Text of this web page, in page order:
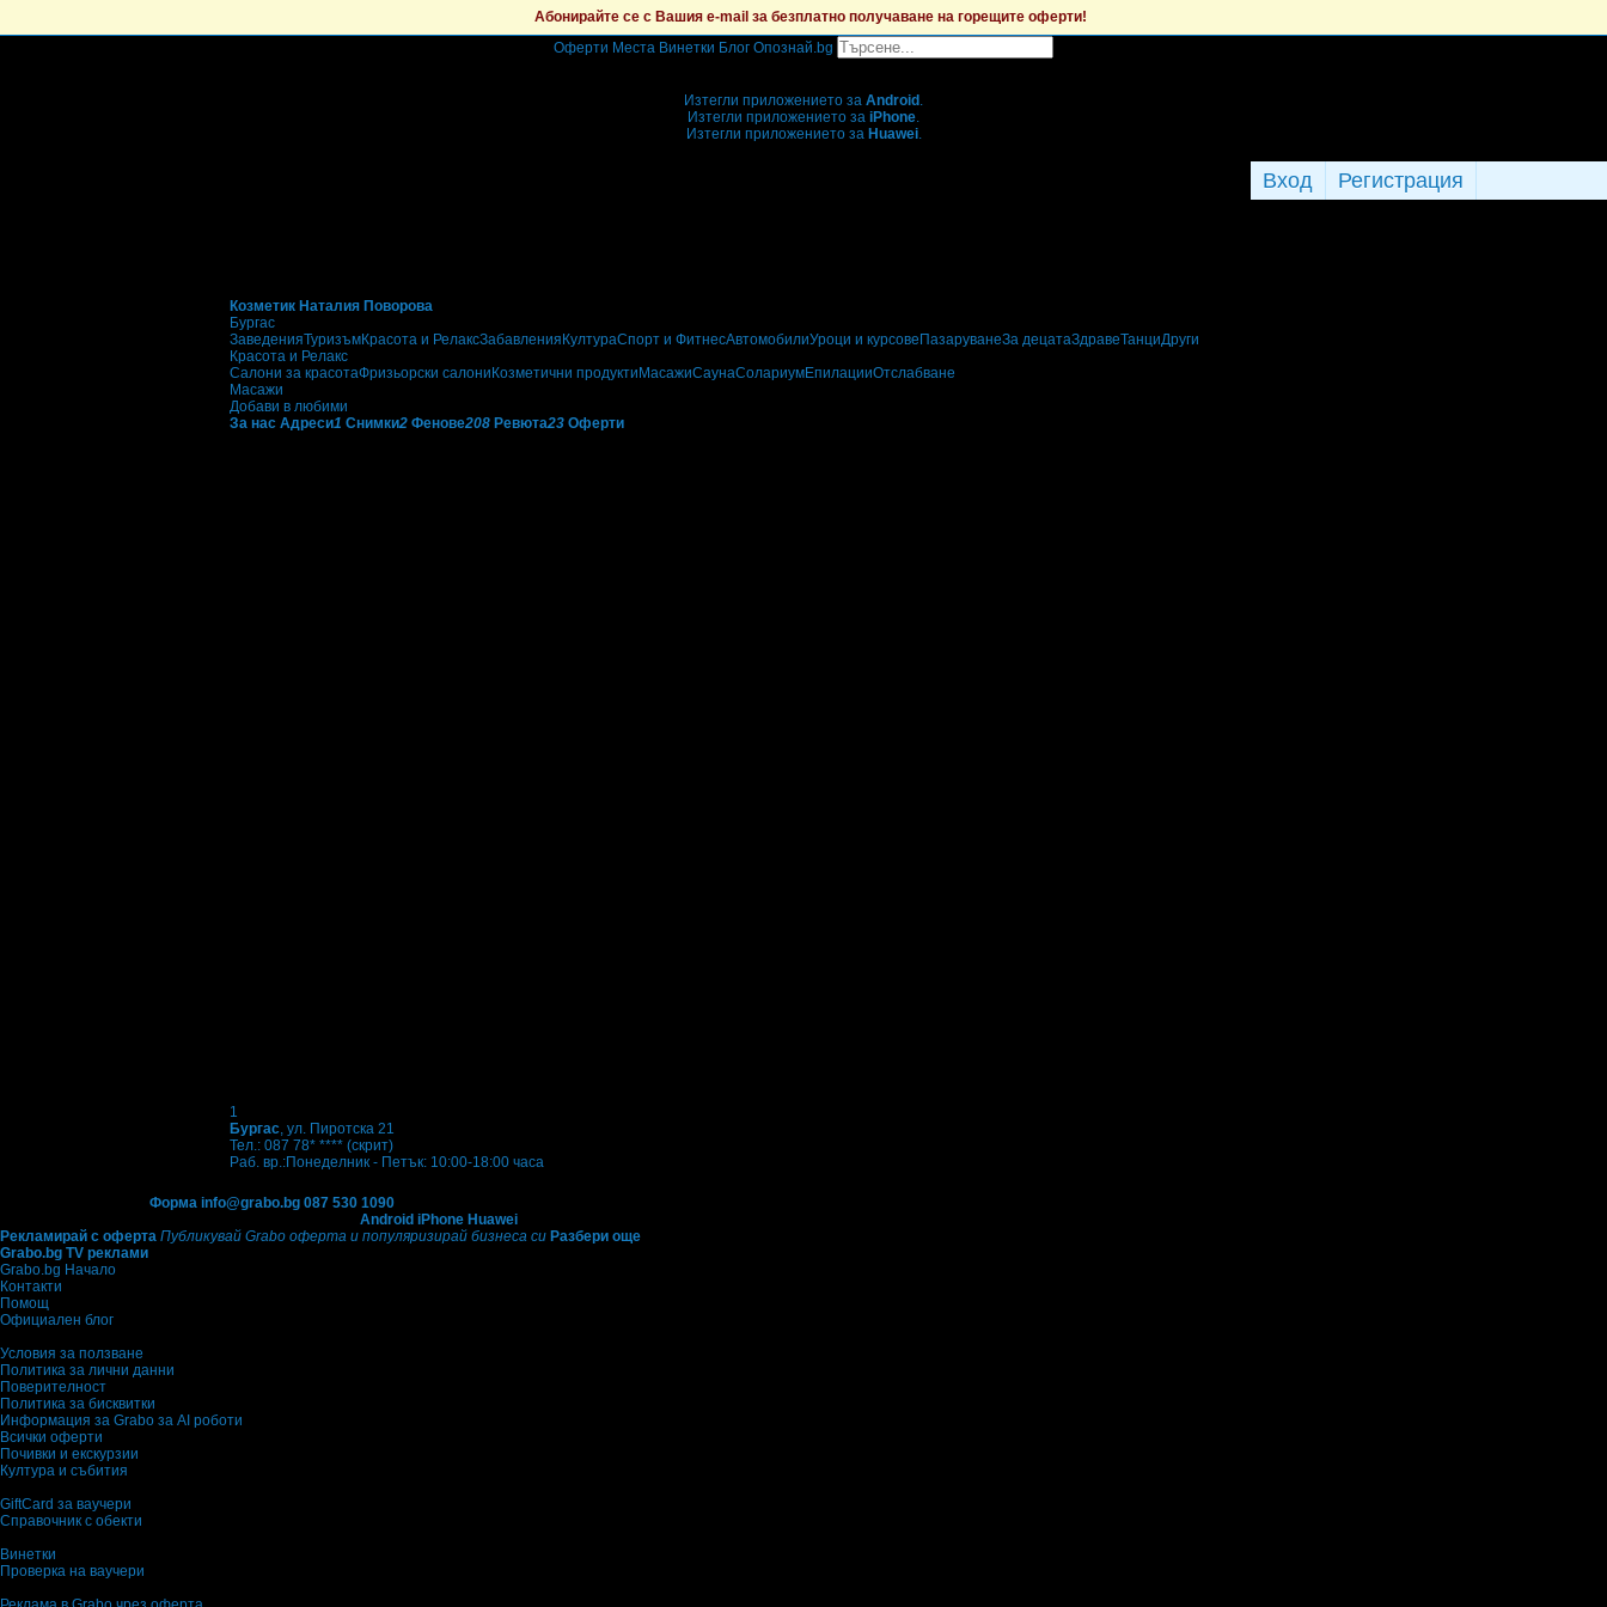
Абонирайте се с Вашия e-mail за безплатно получаване на горещите оферти!
Оферти Места Винетки Блог Опознай.bg
Изтегли приложението за Android .
Изтегли приложението за iPhone.
Изтегли приложението за Huawei.
Регистрация
Вход
Козметик Наталия Поворова
Бургас
ЗаведенияТуризъмКрасота и РелаксЗабавления КултураСпорт и ФитнесАвтомобилиУроци и курсове ПазаруванеЗа децатаЗдравеТанциДруги
Красота и Релакс
Салони за красотаФризьорски салони Козметични продукти МасажиСаунаСолариумЕпилацииОтслабване
Масажи
Добави в любими
За нас Адреси1 Снимки2 Фенове208 Ревюта23 Оферти
1
Бургас, ул. Пиротска 21
Тел.: 087 78* **** (скрит)
Раб. вр.:Понеделник - Петък: 10:00-18:00 часа
Форма info@grabo.bg 087 530 1090
Android iPhone Huawei
Рекламирай с оферта Публикувай Grabo оферта и популяризирай бизнеса си Разбери още
Grabo.bg TV реклами
Grabo.bg Начало
Контакти
Помощ
Официален блог
Условия за ползване
Политика за лични данни
Поверителност
Политика за бисквитки
Информация за Grabo за AI роботи
Всички оферти
Почивки и екскурзии
Култура и събития
GiftCard за ваучери
Справочник с обекти
Винетки
Проверка на ваучери